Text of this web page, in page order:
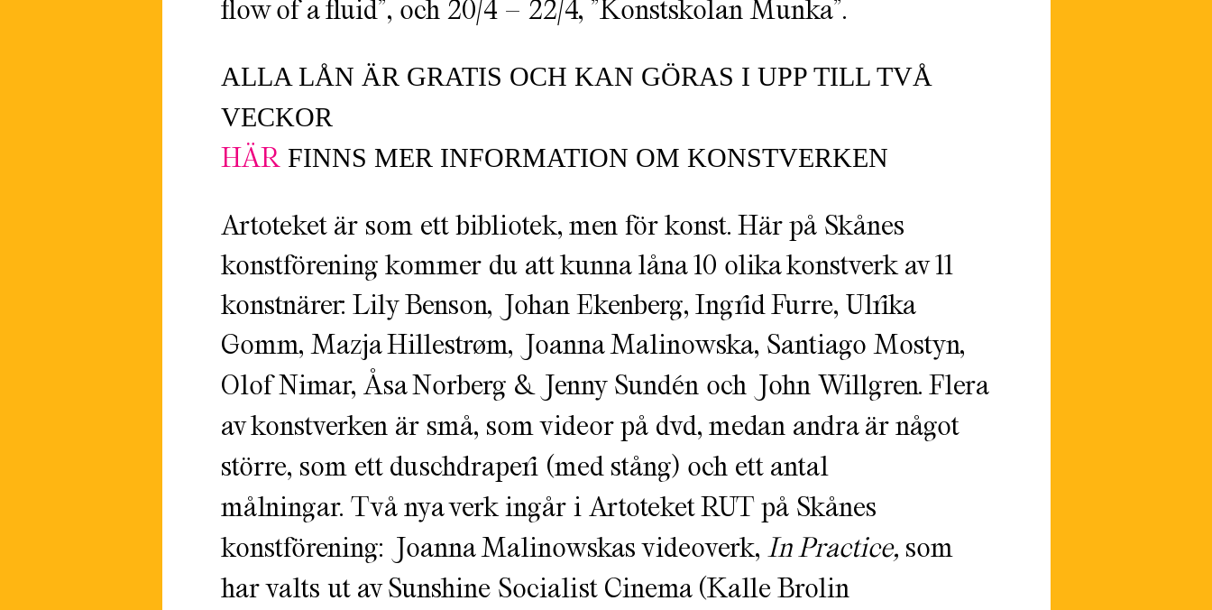
flow of a fluid”, och 20/4 – 22/4, ”Konstskolan Munka”.
ALLA LÅN ÄR GRATIS OCH KAN GÖRAS I UPP TILL TVÅ
VECKOR
HÄR FINNS MER INFORMATION OM KONSTVERKEN
Artoteket är som ett bibliotek, men för konst. Här på Skånes
konstförening kommer du att kunna låna 10 olika konstverk av 11
konstnärer: Lily Benson, Johan Ekenberg, Ingrid Furre, Ulrika
Gomm, Mazja Hillestrøm, Joanna Malinowska, Santiago Mostyn,
Olof Nimar, Åsa Norberg & Jenny Sundén och John Willgren. Flera
av konstverken är små, som videor på dvd, medan andra är något
större, som ett duschdraperi (med stång) och ett antal
målningar. Två nya verk ingår i Artoteket RUT på Skånes
konstförening: Joanna Malinowskas videoverk, In Practice, som
har valts ut av Sunshine Socialist Cinema (Kalle Brolin